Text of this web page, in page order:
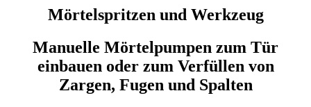
Mörtelspritzen und Werkzeug
Manuelle Mörtelpumpen zum Tür
einbauen oder zum Verfüllen von
Zargen, Fugen und Spalten